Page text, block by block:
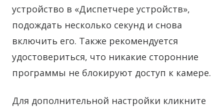
устройство в «Диспетчере устройств»,
подождать несколько секунд и снова
включить его. Также рекомендуется
удостовериться, что никакие сторонние
программы не блокируют доступ к камере.
Для дополнительной настройки кликните